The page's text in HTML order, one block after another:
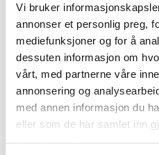
Vi bruker
annonser et personlig preg,
mediefunksjoner og for å
dessuten informasjon om
vårt, med partnerne våre
annonsering og
med annen informasjon du
eller som de har samlet inn
BOHLENDER
Discs Stirrer ShaftsL
1000 mm Ø 10 mm
aØPTFE
BOH C 598-56